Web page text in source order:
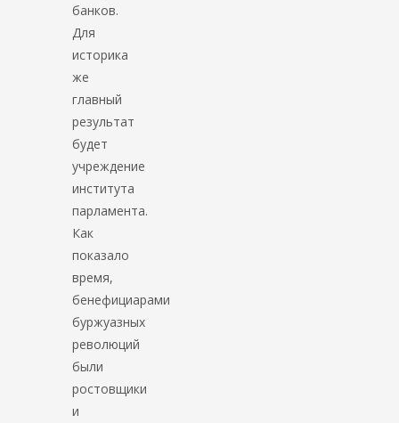
банков.
Для
историка
же
главный
результат
будет
учреждение
института
парламента.
Как
показало
время,
бенефициарами
буржуазных
революций
были
ростовщики
и